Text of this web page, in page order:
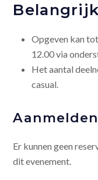
Opgeven kan
12.00 via
Het aantal
casual.
Aanmelden
Er kunnen geen
dit evenement.